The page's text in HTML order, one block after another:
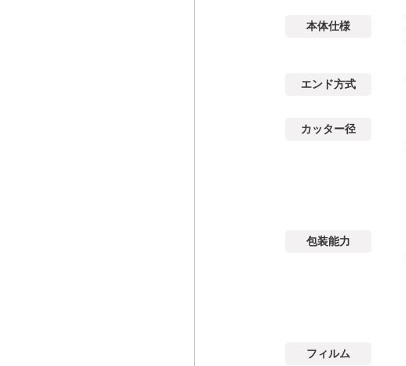
本体仕様
エンド方式
カッター径
包装能力
フィルム